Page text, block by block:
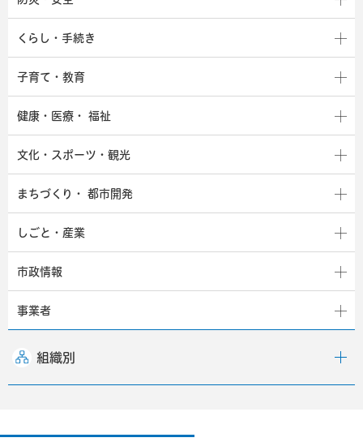
くらし・手続き
子育て・教育
健康・医療・ 福祉
文化・スポーツ・観光
まちづくり・ 都市開発
しごと・産業
市政情報
事業者
組織別